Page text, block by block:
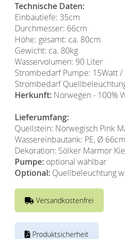
Technische Daten:
Einbautiefe: 35cm
Durchmesser: 66cm
Höhe: gesamt: ca. 80cm
Gewicht: ca. 80kg
Wasservolumen: 90 Liter
Strombedarf Pumpe: 15Watt /
Strombedarf
Herkunft: Norwegen - 100%
Lieferumfang:
Quellstein: Norwegisch Pink
Wassereinbautank: PE, Ø
Dekoration: Sölker Marmor
Pumpe: optional wählbar
Optional: Quellbeleuchtung
Versandkostenfrei
Produktsicherheit